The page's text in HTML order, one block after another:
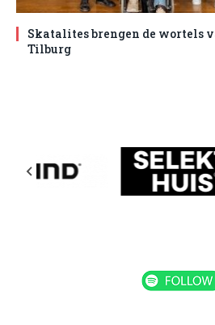
Skatalites brengen de wortels
Tilburg